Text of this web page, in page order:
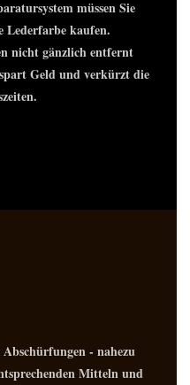
müssen Sie
Lederfarbe kaufen.
nicht gänzlich entfernt
Geld und verkürzt die
- nahezu
Mitteln und